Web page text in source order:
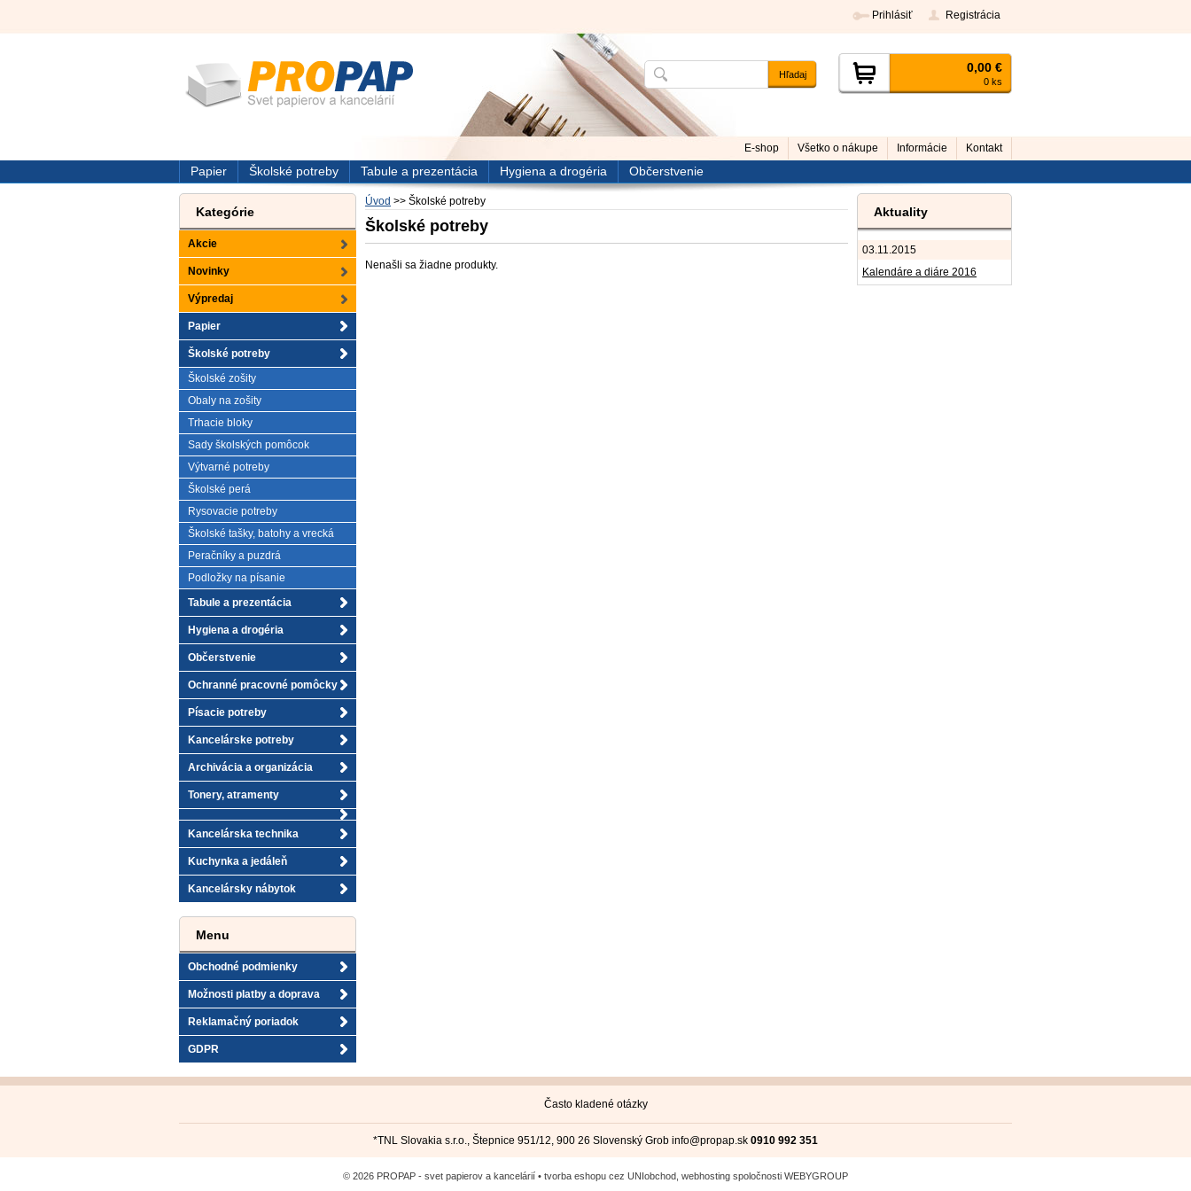
Prihlásiť Registrácia
0,00 €
0 ks
Úvod >> Školské potreby
Školské potreby
Nenašli sa žiadne produkty.
Kategórie
Akcie
Novinky
Výpredaj
Papier
Školské potreby
Školské zošity
Obaly na zošity
Trhacie bloky
Sady školských pomôcok
Výtvarné potreby
Školské perá
Rysovacie potreby
Školské tašky, batohy a vrecká
Peračníky a puzdrá
Podložky na písanie
Tabule a prezentácia
Hygiena a drogéria
Občerstvenie
Ochranné pracovné pomôcky
Písacie potreby
Kancelárske potreby
Archivácia a organizácia
Tonery, atramenty
Kancelárska technika
Kuchynka a jedáleň
Kancelársky nábytok
Menu
Obchodné podmienky
Možnosti platby a doprava
Reklamačný poriadok
GDPR
Aktuality
03.11.2015
Kalendáre a diáre 2016
Papier Školské potreby Tabule a prezentácia Hygiena a drogéria Občerstvenie
E-shop Všetko o nákupe Informácie Kontakt
Často kladené otázky
*TNL Slovakia s.r.o., Štepnice 951/12, 900 26 Slovenský Grob info@propap.sk 0910 992 351
© 2026 PROPAP - svet papierov a kancelárií • tvorba eshopu cez UNIobchod, webhosting spoločnosti WEBYGROUP